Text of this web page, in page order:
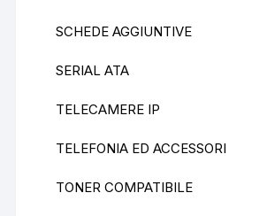
SCHEDE AGGIUNTIVE
SERIAL ATA
TELECAMERE IP
TELEFONIA ED ACCESSORI
TONER COMPATIBILE